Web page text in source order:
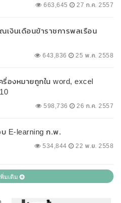
663,645 27 ก.ค. 2557
เงินเดือนข้าราชการพลเรือน
643,836 25 พ.ค. 2558
รื่องหมายถูกใน word, excel
598,736 26 ก.ค. 2557
E-learning ก.พ.
534,844 22 พ.ย. 2558
มเติม